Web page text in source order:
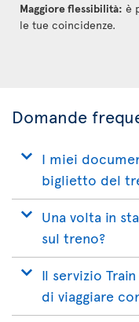
Maggiore flessibilità: è
le tue coincidenze.
Domande
I miei
biglietto del
Una volta in
sul treno?
Il servizio
di viaggiare